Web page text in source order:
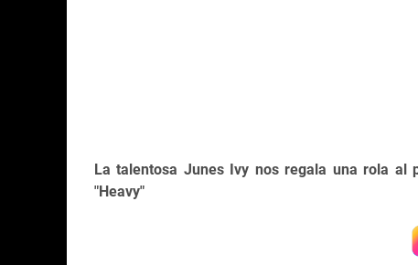
La talentosa Junes Ivy nos regala una rola
"Heavy"